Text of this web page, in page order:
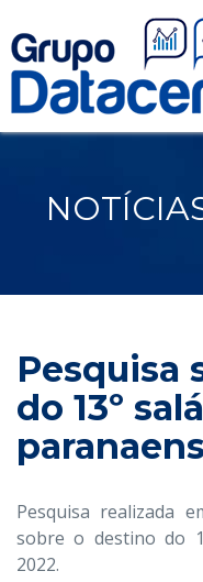
Pesquisa
do 13º
Pesquisa realizada
sobre o destino do
2022.